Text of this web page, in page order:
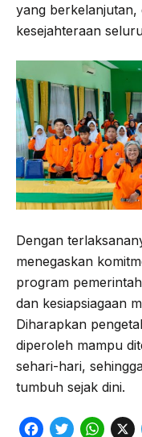
yang berkelanjutan,
kesejahteraan
Dengan
menegaskan
program
dan kesiapsiagaan
Diharapkan
diperoleh mampu
sehari-hari,
tumbuh sejak dini.
F T W X